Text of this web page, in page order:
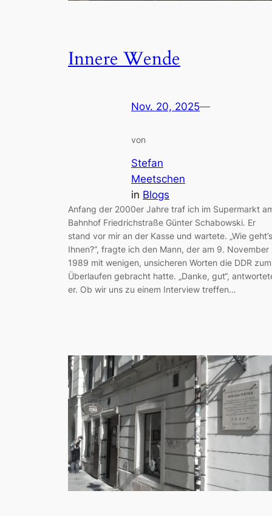
Innere Wende
Nov. 20, 2025—
von
Stefan
Meetschen
in Blogs
Anfang der 2000er Jahre traf ich im Supermarkt
Bahnhof Friedrichstraße Günter Schabowski. Er
stand vor mir an der Kasse und wartete. „Wie geht’s
Ihnen?“, fragte ich den Mann, der am 9. November
1989 mit wenigen, unsicheren Worten die DDR zum
Überlaufen gebracht hatte. „Danke, gut“,
er. Ob wir uns zu einem Interview treffen…